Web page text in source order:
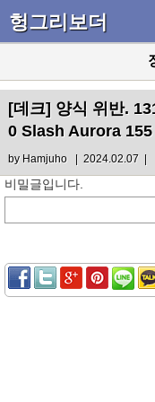
헝그리보더
[데크] 양식 위반.
0 Slash Aurora 155
by Hamjuho| 2024.02.07 |
비밀글입니다.